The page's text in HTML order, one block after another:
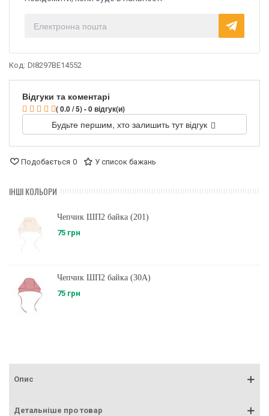
Код: DI8297BE14552
Відгуки та коментарі
( 0.0 / 5) - 0 відгук(и)
Будьте першим, хто залишить тут відгук
Подобається 0 У список бажань
ІНШІ КОЛЬОРИ
Чепчик ШП2 байка (201)
75 грн
Чепчик ШП2 байка (30A)
75 грн
Опис
Детальніше про товар